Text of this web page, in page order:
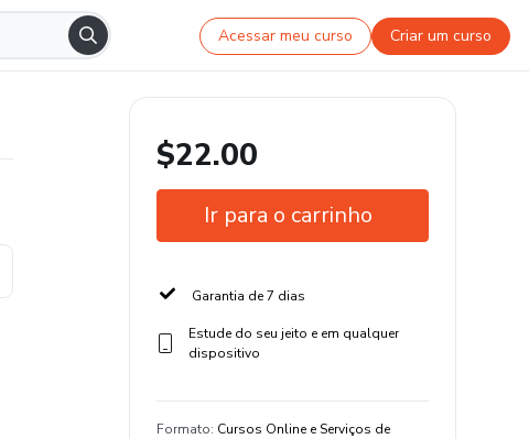
Acessar meu curso Criar um curso
$22.00
Ir para o carrinho
Garantia de 7 dias
Estude do seu jeito e em qualquer
dispositivo
Formato: Cursos Online e Serviços de